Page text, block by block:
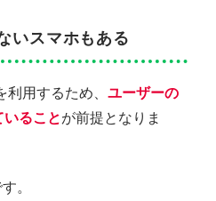
いスマホもある
用するため、 ユーザーの
ることが前提となりま
。